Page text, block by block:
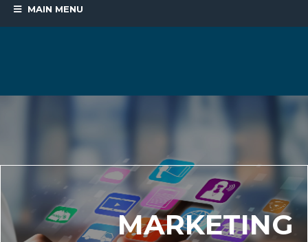
MAIN MENU
MARKETING